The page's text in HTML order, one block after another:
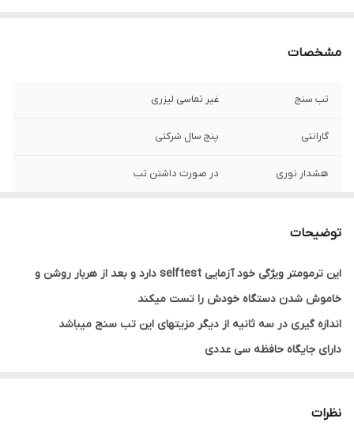
مشخصات
تب سنج غیر تماسی لیزری
گارانتی پنج سال شرکتی
هشدار نوری در صورت داشتن تب
توضیحات
این ترمومتر ویژگی خود آزمایی selftest دارد و بعد از هربار روشن و
خاموش شدن دستگاه خودش را تست میکند
اندازه گیری در سه ثانیه از دیگر مزیتهای این تب سنج میباشد
دارای جایگاه حافظه سی عددی
دارای حالت بیصدا جهت اندازه گیری در شب
نظرات